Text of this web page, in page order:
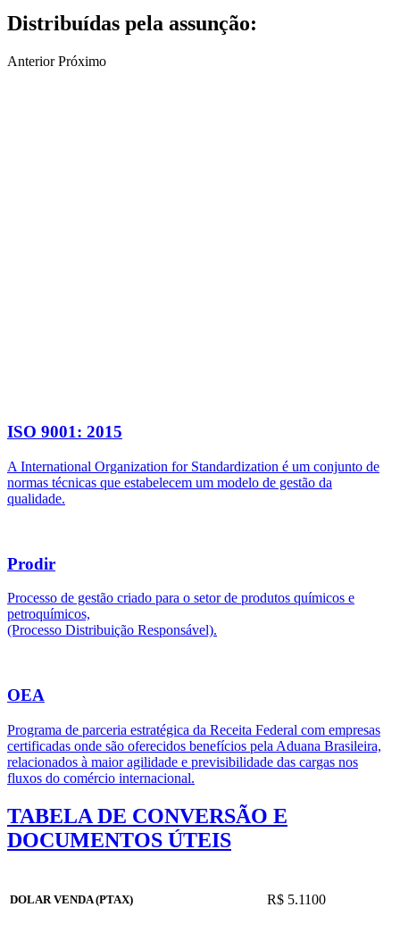
Distribuídas pela assunção:
Anterior Próximo
ISO 9001: 2015
A International Organization for Standardization é um conjunto de
normas técnicas que estabelecem um modelo de gestão da
qualidade.
Prodir
Processo de gestão criado para o setor de produtos químicos e
petroquímicos,
(Processo Distribuição Responsável).
OEA
Programa de parceria estratégica da Receita Federal com empresas
certificadas onde são oferecidos benefícios pela Aduana Brasileira,
relacionados à maior agilidade e previsibilidade das cargas nos
fluxos do comércio internacional.
TABELA DE CONVERSÃO E
DOCUMENTOS ÚTEIS
DOLAR VENDA (PTAX) R$ 5.1100